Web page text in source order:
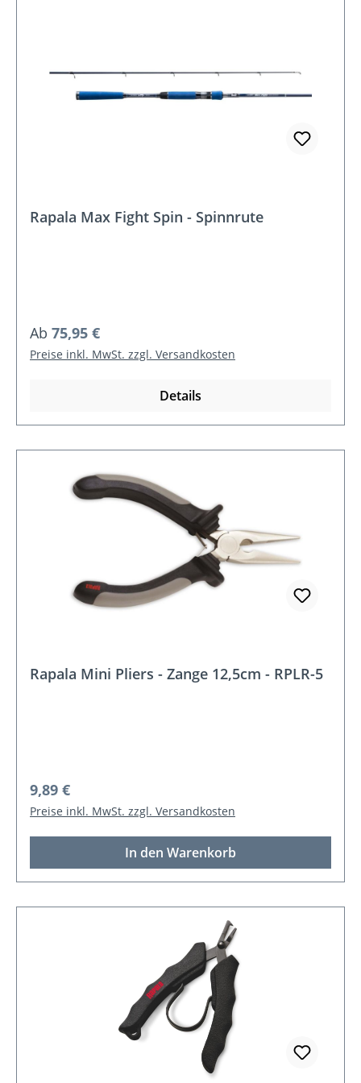
Rapala Max Fight Spin - Spinnrute
Regulärer Preis:
Ab 75,95 €
Preise inkl. MwSt. zzgl. Versandkosten
Details
Rapala Mini Pliers - Zange 12,5cm - RPLR-5
Regulärer Preis:
9,89 €
Preise inkl. MwSt. zzgl. Versandkosten
In den Warenkorb